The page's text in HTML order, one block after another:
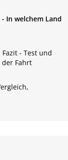
In welchem Land
- Test und
der Fahrt